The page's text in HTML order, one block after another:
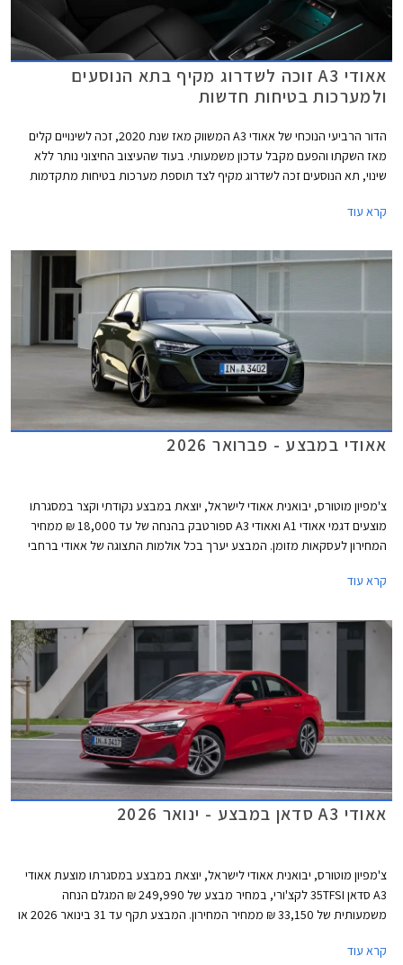
אאודי A3 זוכה לשדרוג מקיף בתא הנוסעים
ולמערכות בטיחות חדשות
הדור הרביעי הנוכחי של אאודי A3 המשווק מאז שנת 2020, זכה לשינויים קלים
מאז השקתו והפעם מקבל עדכון משמעותי. בעוד שהעיצוב החיצוני נותר ללא
שינוי, תא הנוסעים זכה לשדרוג מקיף לצד תוספת מערכות בטיחות מתקדמות
וסמלים חדשים בגרסאות הביצועים S3 ו- RS3.
קרא עוד
אאודי במבצע - פברואר 2026
צ'מפיון מוטורס, יבואנית אאודי לישראל, יוצאת במבצע נקודתי וקצר במסגרתו
מוצעים דגמי אאודי A1 ואאודי A3 ספורטבק בהנחה של עד 18,000 ₪ ממחיר
המחירון לעסקאות מזומן. המבצע יערך בכל אולמות התצוגה של אאודי ברחבי
קרא עוד
אאודי A3 סדאן במבצע - ינואר 2026
צ'מפיון מוטורס, יבואנית אאודי לישראל, יוצאת במבצע במסגרתו מוצעת אאודי
A3 סדאן 35TFSI לקצ'ורי, במחיר מבצע של 249,990 ₪ המגלם הנחה
משמעותית של 33,150 ₪ ממחיר המחירון. המבצע תקף עד 31 בינואר 2026 או
קרא עוד